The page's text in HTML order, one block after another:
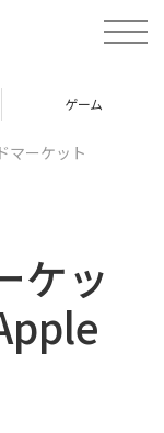
t
o
ゲーム
マーケット
ケッ